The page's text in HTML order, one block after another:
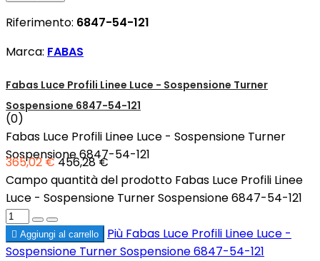
Riferimento: 6847-54-121
Marca: FABAS
Fabas Luce Profili Linee Luce - Sospensione Turner
Sospensione 6847-54-121
(0)
Fabas Luce Profili Linee Luce - Sospensione Turner
Sospensione 6847-54-121
365,02 €456,28 €
Campo quantità del prodotto Fabas Luce Profili Linee
Luce - Sospensione Turner Sospensione 6847-54-121
 Aggiungi al carrello Più Fabas Luce Profili Linee Luce -
Sospensione Turner Sospensione 6847-54-121